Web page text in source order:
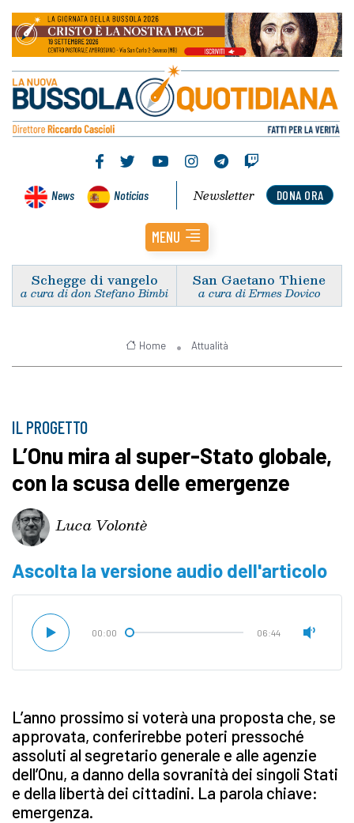
News Noticias DONA ORA
Newsletter
MENU
Schegge di vangelo
a cura di don Stefano Bimbi
San Gaetano Thiene
a cura di Ermes Dovico
Home Attualità
IL PROGETTO
L’Onu mira al super-Stato globale,
con la scusa delle emergenze
Luca Volontè
Ascolta la versione audio dell'articolo
00:00 06:44
L’anno prossimo si voterà una proposta che, se
approvata, conferirebbe poteri pressoché
assoluti al segretario generale e alle agenzie
dell’Onu, a danno della sovranità dei singoli Stati
e della libertà dei cittadini. La parola chiave:
emergenza.